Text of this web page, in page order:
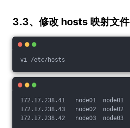
3.3、修改 hosts 映射文件
vi /etc/hosts
172.17.238.41   node01  node01
172.17.238.43   node02  node02
172.17.238.42   node03  node03